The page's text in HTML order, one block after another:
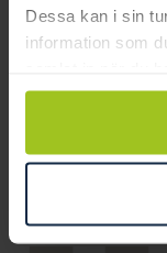
Dessa kan i sin
information som
Lily and Rose
Ivory